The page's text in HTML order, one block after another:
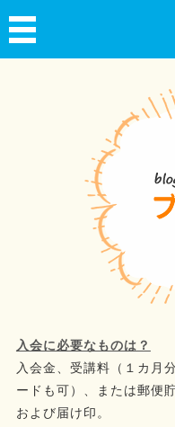
入会に必要なものは？
入会金、受講料（１カ月
ードも可）、または郵便
および届け印。